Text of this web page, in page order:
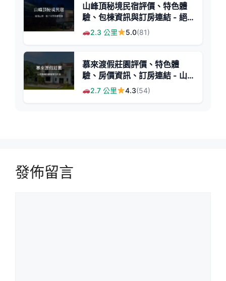
山峰頂秘境民宿評價、特色體
驗、包棟資訊與訂房連結 - 絕
美山景與親切主人
2.3 公里 5.0(81)
慕來渡假莊園評價、特色體
驗、房價資訊、訂房連結 - 山
景渡假民宿
2.7 公里 4.3(54)
發佈留言